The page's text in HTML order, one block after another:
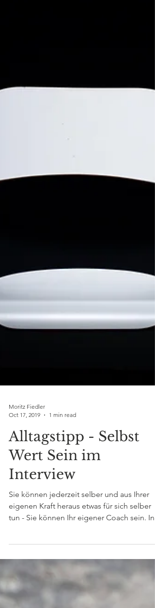
Moritz Fiedler
Oct 17, 2019
1 min read
Alltagstipp - Selbst
Wert Sein im
Sie können jederzeit selber und aus Ihrer
eigenen Kraft heraus etwas für sich selber
tun - Sie können Ihr eigener Coach sein. In
dieser...